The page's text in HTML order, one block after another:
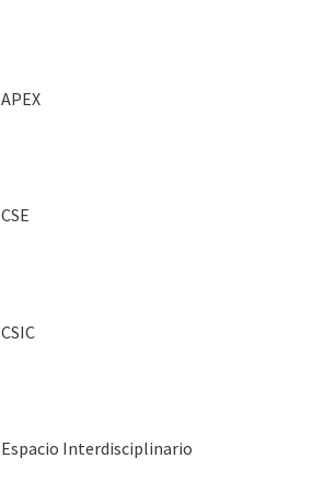
APEX
CSE
CSIC
Espacio Interdisciplinario